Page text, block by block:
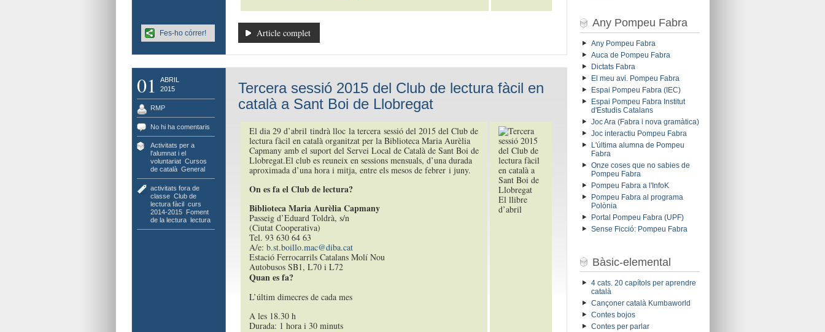
Article complet
Fes-ho córrer!
01
ABRIL
2015
RMP
No hi ha comentaris
Activitats per a
l'alumnat i el
voluntariat, Cursos
de català, General
activitats fora de
classe, Club de
lectura fàcil, curs
2014-2015, Foment
de la lectura, lectura
Tercera sessió 2015 del Club de lectura fàcil en
català a Sant Boi de Llobregat
El dia 29 d’abril tindrà lloc la tercera sessió del 2015 del Club de
lectura fàcil en català organitzat per la Biblioteca Maria Aurèlia
Capmany amb el suport del Servei Local de Català de Sant Boi de
Llobregat.El club es reuneix en sessions mensuals, d’una durada
aproximada d’una hora i mitja, entre els mesos de febrer i juny.
On es fa el Club de lectura?
Biblioteca Maria Aurèlia Capmany
Passeig d’Eduard Toldrà, s/n
(Ciutat Cooperativa)
Tel. 93 630 64 63
A/e: b.st.boillo.mac@diba.cat
Estació Ferrocarrils Catalans Molí Nou
Autobusos SB1, L70 i L72
Quan es fa?
L’últim dimecres de cada mes
A les 18.30 h
Durada: 1 hora i 30 minuts
El llibre
d’abril
Any Pompeu Fabra
Any Pompeu Fabra
Auca de Pompeu Fabra
Dictats Fabra
El meu avi. Pompeu Fabra
Espai Pompeu Fabra (IEC)
Espai Pompeu Fabra Institut
d'Estudis Catalans
Joc Ara (Fabra i nova gramàtica)
Joc interactiu Pompeu Fabra
L'última alumna de Pompeu
Fabra
Onze coses que no sabies de
Pompeu Fabra
Pompeu Fabra a l'InfoK
Pompeu Fabra al programa
Polònia
Portal Pompeu Fabra (UPF)
Sense Ficció: Pompeu Fabra
Bàsic-elemental
4 cats. 20 capítols per aprendre
català
Cançoner català Kumbaworld
Contes bojos
Contes per parlar